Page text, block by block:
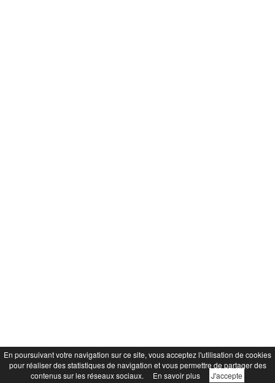
En poursuivant votre navigation sur ce site, vous acceptez l'utilisation de cookies
pour réaliser des statistiques de navigation et vous permettre de partager des
contenus sur les réseaux sociaux.
En savoir plus J'accepte